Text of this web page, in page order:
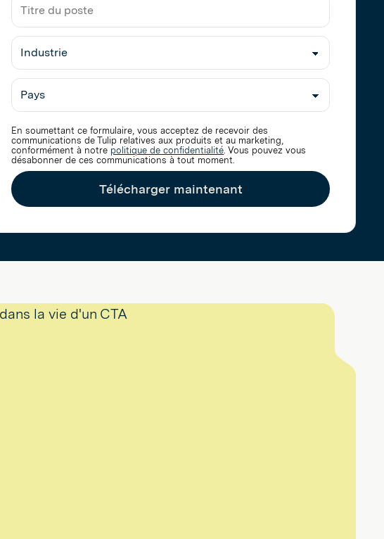
de
la
société
Titre
du
poste
En soumettant ce formulaire, vous acceptez de recevoir des
communications de Tulip relatives aux produits et au marketing,
conformément à notre politique de confidentialité. Vous pouvez vous
désabonner de ces communications à tout moment.
Télécharger maintenant